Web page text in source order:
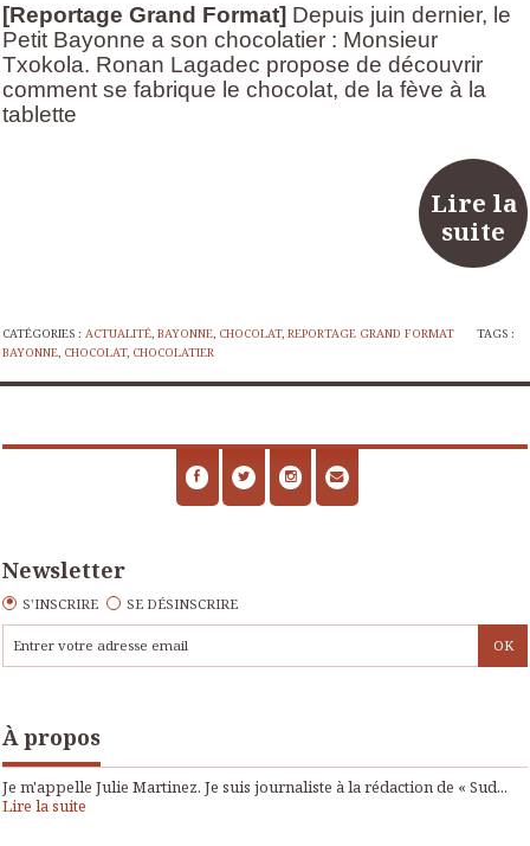
[Reportage Grand Format] Depuis juin dernier, le
Petit Bayonne a son chocolatier : Monsieur
Txokola. Ronan Lagadec propose de découvrir
comment se fabrique le chocolat, de la fève à la
tablette
Lire la
suite
CATÉGORIES : ACTUALITÉ, BAYONNE, CHOCOLAT, REPORTAGE GRAND FORMAT
TAGS :
BAYONNE, CHOCOLAT, CHOCOLATIER
Newsletter
S'INSCRIRE SE DÉSINSCRIRE
À propos
Je m'appelle Julie Martinez. Je suis journaliste à la rédaction de « Sud...
Lire la suite